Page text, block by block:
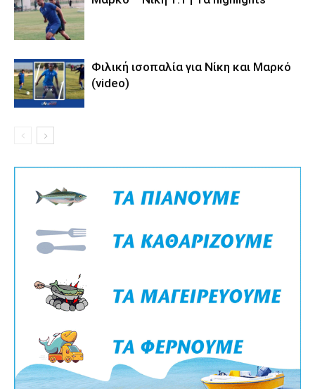
Φιλική ισοπαλία για Νίκη και Μαρκό
(video)